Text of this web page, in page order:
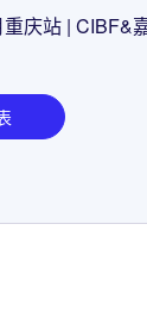
庆站 | CIBF&